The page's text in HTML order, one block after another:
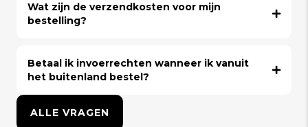
Wat zijn de verzendkosten voor mijn
bestelling?
Betaal ik invoerrechten wanneer ik vanuit
het buitenland bestel?
ALLE VRAGEN